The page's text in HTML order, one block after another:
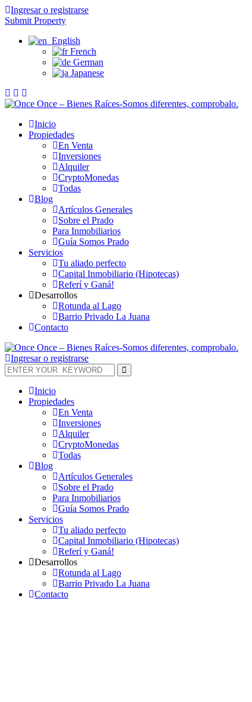
Ingresar o registrarse
Submit Property
English
French
German
Japanese
Inicio
Propiedades
En Venta
Inversiones
Alquiler
CryptoMonedas
Todas
Blog
Artículos Generales
Sobre el Prado
Para Inmobiliarios
Guía Somos Prado
Servicios
Tu aliado perfecto
Capital Inmobiliario (Hipotecas)
Referí y Ganá!
Desarrollos
Rotunda al Lago
Barrio Privado La Juana
Contacto
Ingresar o registrarse
Inicio
Propiedades
En Venta
Inversiones
Alquiler
CryptoMonedas
Todas
Blog
Artículos Generales
Sobre el Prado
Para Inmobiliarios
Guía Somos Prado
Servicios
Tu aliado perfecto
Capital Inmobiliario (Hipotecas)
Referí y Ganá!
Desarrollos
Rotunda al Lago
Barrio Privado La Juana
Contacto